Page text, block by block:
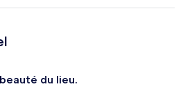
du lieu.